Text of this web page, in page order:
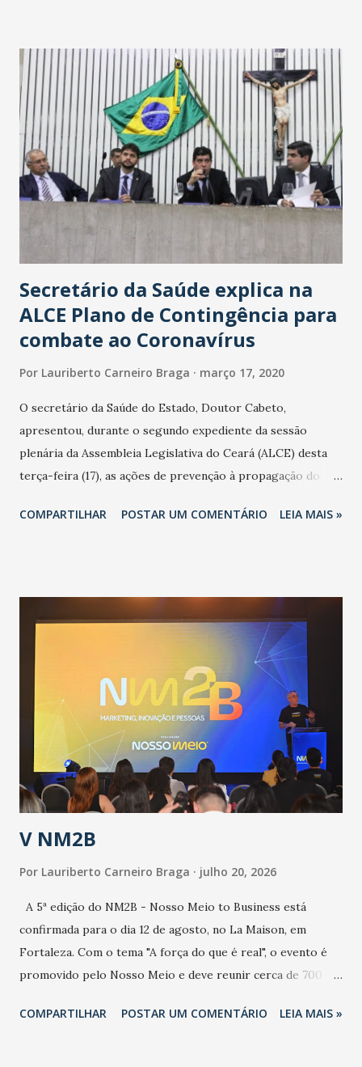
Secretário da Saúde explica na
ALCE Plano de Contingência para
combate ao Coronavírus
Por Lauriberto Carneiro Braga março 17, 2020
O secretário da Saúde do Estado, Doutor Cabeto,
apresentou, durante o segundo expediente da sessão
plenária da Assembleia Legislativa do Ceará (ALCE) desta
terça-feira (17), as ações de prevenção à propagação do
adotadas pelo Governo do Estado na contenção da
população suspeita e de cuidados com os ambientes
públicos e domiciliares. “Nós não estamos vivendo uma
epidemia comum, como temos em todos os anos, com
aumento de casos de dengue, influenza ou H1N1. Trata-se
de uma epidemia com um vírus diferente, com um poder de
contaminação maior que outros coronavírus”, apontou o
secretário. Segundo ele, é uma epidemia com chance de
contaminação alta, podendo gerar um grande risco à
população e ao sistema de saúde. “Precisamos saber fazer a
estratificação do risco da doença, para não so...
COMPARTILHAR POSTAR UM COMENTÁRIO LEIA MAIS »
V NM2B
Por Lauriberto Carneiro Braga julho 20, 2026
A 5ª edição do NM2B - Nosso Meio to Business está
confirmada para o dia 12 de agosto, no La Maison, em
Fortaleza. Com o tema "A força do que é real", o evento é
promovido pelo Nosso Meio e deve reunir cerca de 700
e lideranças do Mercado Nacional. Desde 2022, o NM2B
COMPARTILHAR POSTAR UM COMENTÁRIO LEIA MAIS »